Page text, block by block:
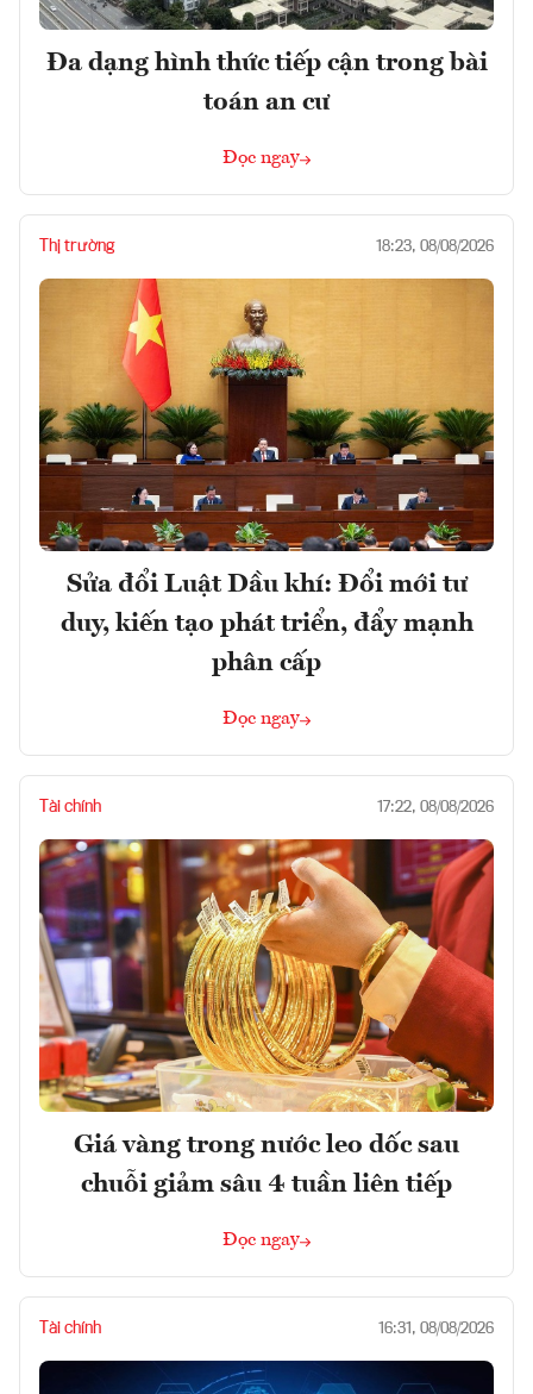
Đa dạng hình thức tiếp cận trong bài
toán an cư
Đọc ngay
Thị trường 18:23, 08/08/2026
Sửa đổi Luật Dầu khí: Đổi mới tư
duy, kiến tạo phát triển, đẩy mạnh
phân cấp
Đọc ngay
Tài chính 17:22, 08/08/2026
Giá vàng trong nước leo dốc sau
chuỗi giảm sâu 4 tuần liên tiếp
Đọc ngay
Tài chính 16:31, 08/08/2026